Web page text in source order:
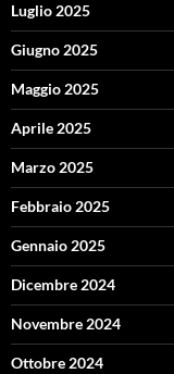
Luglio 2025
Giugno 2025
Maggio 2025
Aprile 2025
Marzo 2025
Febbraio 2025
Gennaio 2025
Dicembre 2024
Novembre 2024
Ottobre 2024